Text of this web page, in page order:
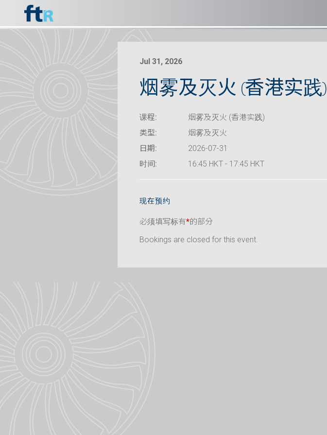
Jul 31, 2026
烟雾及灭火 (香港实践)
课程:
烟雾及灭火 (香港实践)
类型:
烟雾及灭火
日期:
2026-07-31
时间:
16:45 HKT - 17:45 HKT
现在预约
必须填写标有*的部分
Bookings are closed for this event.